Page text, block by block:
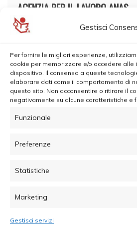
Gestisci
Per fornire le migliori esperienze,
cookie per memorizzare e/o accedere alle
dispositivo. Il consenso a queste
elaborare dati come il comportamento di
questo sito. Non acconsentire o ritirare il
negativamente su alcune caratteristiche e
Funzionale
Preferenze
Statistiche
Marketing
Gestisci servizi
AGENZIA PER IL LAVORO ANAS